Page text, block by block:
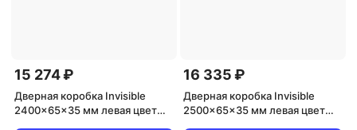
15 274 ₽
Дверная коробка Invisible
2400x65x35 мм левая цвет
16 335 ₽
Дверная коробка Invisible
2500x65x35 мм левая цвет